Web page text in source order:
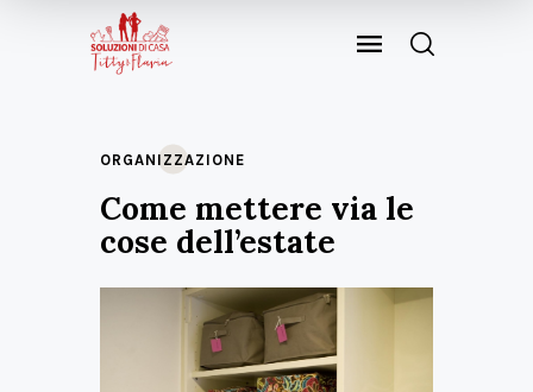
ORGANIZZAZIONE
Come mettere via le
cose dell’estate